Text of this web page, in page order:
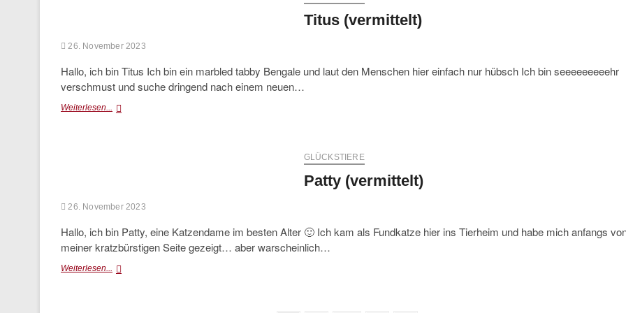
Titus (vermittelt)
26. November 2023
Hallo, ich bin Titus Ich bin ein marbled tabby Bengale und laut den Menschen hier einfach nur hübsch Ich bin seeeeeeeeehr
verschmust und suche dringend nach einem neuen…
Weiterlesen... Titus
GLÜCKSTIERE
Patty (vermittelt)
26. November 2023
Hallo, ich bin Patty, eine Katzendame im besten Alter 🙂 Ich kam als Fundkatze hier ins Tierheim und habe mich anfangs
meiner kratzbürstigen Seite gezeigt… aber warscheinlich…
Weiterlesen... Patty